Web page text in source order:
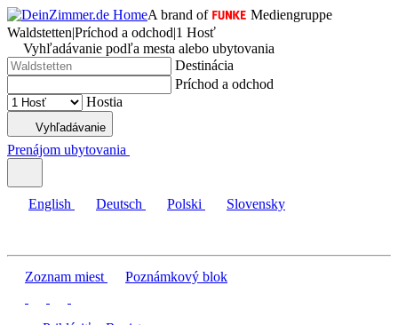
A brand of
Mediengruppe
Waldstetten|Príchod a odchod|1 Hosť
Vyhľadávanie podľa mesta alebo ubytovania
Destinácia
Príchod a odchod
Hostia
Vyhľadávanie
Prenájom ubytovania
English Deutsch Polski Slovensky
Zoznam miest Poznámkový blok